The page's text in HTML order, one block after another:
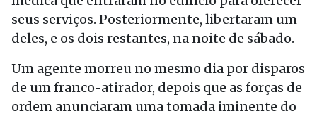
seus serviços. Posteriormente, libertaram um
deles, e os dois restantes, na noite de sábado.
Um agente morreu no mesmo dia por disparos
de um franco-atirador, depois que as forças de
ordem anunciaram uma tomada iminente do